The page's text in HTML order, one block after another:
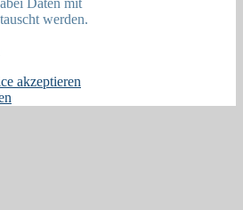
Daten mit
werden.
akzeptieren